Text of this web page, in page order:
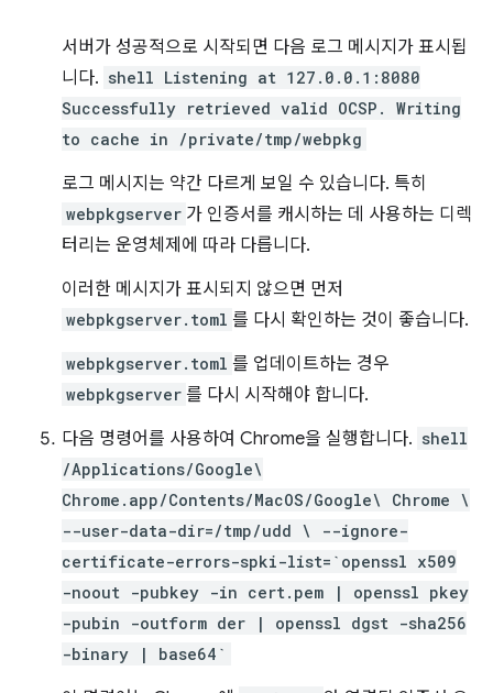
서버가 성공적으로 시작되면 다음 로그 메시지가 표시됩
니다. shell Listening at 127.0.0.1:8080
Successfully retrieved valid OCSP. Writing
to cache in /private/tmp/webpkg
로그 메시지는 약간 다르게 보일 수 있습니다. 특히
webpkgserver 가 인증서를 캐시하는 데 사용하는 디렉
터리는 운영체제에 따라 다릅니다.
이러한 메시지가 표시되지 않으면 먼저
webpkgserver.toml 를 다시 확인하는 것이 좋습니다.
webpkgserver.toml 를 업데이트하는 경우
webpkgserver 를 다시 시작해야 합니다.
다음 명령어를 사용하여 Chrome을 실행합니다. shell
/Applications/Google\
Chrome.app/Contents/MacOS/Google\ Chrome \
--user-data-dir=/tmp/udd \ --ignore-
certificate-errors-spki-list=`openssl x509
-noout -pubkey -in cert.pem | openssl pkey
-pubin -outform der | openssl dgst -sha256
-binary | base64`